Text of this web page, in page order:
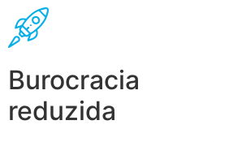
Burocracia
reduzida